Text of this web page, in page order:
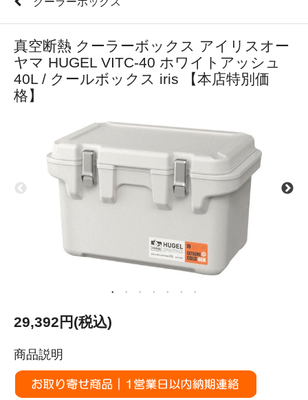
真空断熱 クーラーボックス アイリスオー
ヤマ HUGEL VITC-40 ホワイトアッシュ
40L / クールボックス iris 【本店特別価
格】
29,392円(税込)
商品説明